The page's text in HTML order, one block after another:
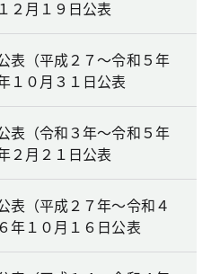
月１９日公表
表（平成２７～令和５年
０月３１日公表
表（令和３年～令和５年
月２１日公表
表（平成２７年～令和４
１０月１６日公表